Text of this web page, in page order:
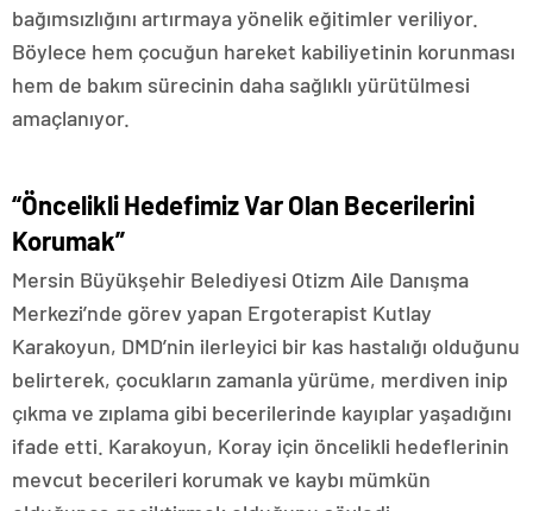
bağımsızlığını artırmaya yönelik eğitimler veriliyor.
Böylece hem çocuğun hareket kabiliyetinin korunması
hem de bakım sürecinin daha sağlıklı yürütülmesi
amaçlanıyor.
“Öncelikli Hedefimiz Var Olan Becerilerini
Korumak”
Mersin Büyükşehir Belediyesi Otizm Aile Danışma
Merkezi’nde görev yapan Ergoterapist Kutlay
Karakoyun, DMD’nin ilerleyici bir kas hastalığı olduğunu
belirterek, çocukların zamanla yürüme, merdiven inip
çıkma ve zıplama gibi becerilerinde kayıplar yaşadığını
ifade etti. Karakoyun, Koray için öncelikli hedeflerinin
mevcut becerileri korumak ve kaybı mümkün